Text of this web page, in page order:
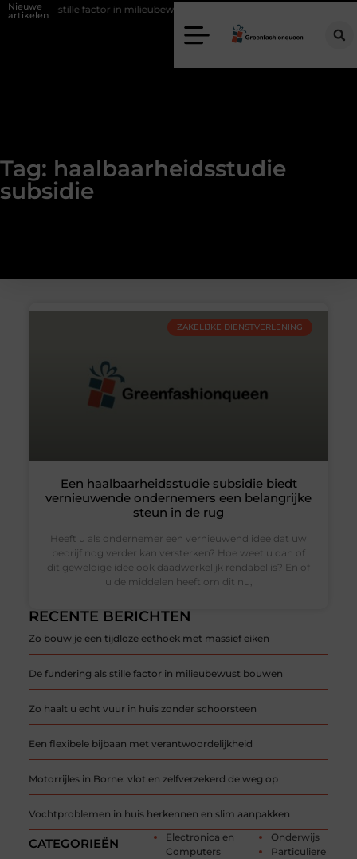
Nieuwe
artikelenals stille factor in milieubewust bouwen
Tag: haalbaarheidsstudie
subsidie
RECENTE BERICHTEN
Zo bouw je een tijdloze eethoek met massief eiken
De fundering als stille factor in milieubewust bouwen
Zo haalt u echt vuur in huis zonder schoorsteen
Een flexibele bijbaan met verantwoordelijkheid
Motorrijles in Borne: vlot en zelfverzekerd de weg op
Vochtproblemen in huis herkennen en slim aanpakken
CATEGORIEËN
Electronica en
Computers
Onderwijs
Particuliere
ZAKELIJKE DIENSTVERLENING
Een haalbaarheidsstudie subsidie biedt
vernieuwende ondernemers een belangrijke
steun in de rug
Heeft u als ondernemer een vernieuwend idee dat uw
bedrijf nog verder kan versterken? Hoe weet u dan of
dit geweldige idee ook daadwerkelijk rendabel is? En of
u de middelen heeft om dit nu,